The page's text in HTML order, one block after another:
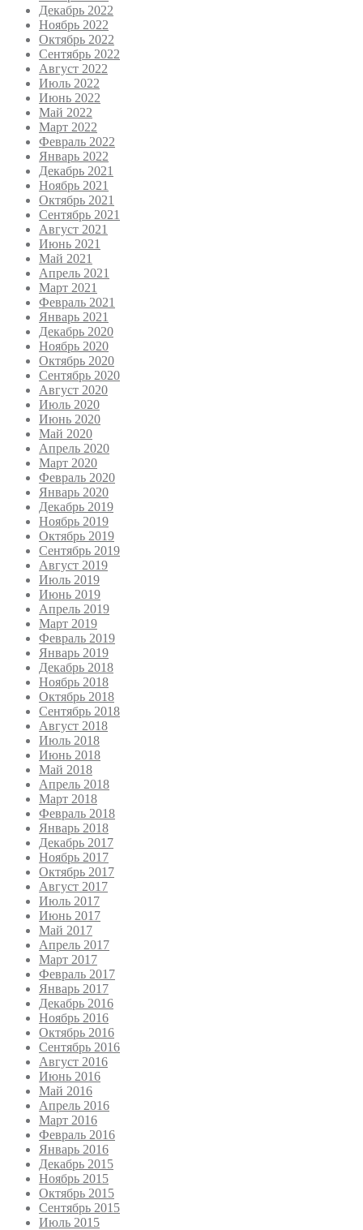
Декабрь 2022
Ноябрь 2022
Октябрь 2022
Сентябрь 2022
Август 2022
Июль 2022
Июнь 2022
Май 2022
Март 2022
Февраль 2022
Январь 2022
Декабрь 2021
Ноябрь 2021
Октябрь 2021
Сентябрь 2021
Август 2021
Июнь 2021
Май 2021
Апрель 2021
Март 2021
Февраль 2021
Январь 2021
Декабрь 2020
Ноябрь 2020
Октябрь 2020
Сентябрь 2020
Август 2020
Июль 2020
Июнь 2020
Май 2020
Апрель 2020
Март 2020
Февраль 2020
Январь 2020
Декабрь 2019
Ноябрь 2019
Октябрь 2019
Сентябрь 2019
Август 2019
Июль 2019
Июнь 2019
Апрель 2019
Март 2019
Февраль 2019
Январь 2019
Декабрь 2018
Ноябрь 2018
Октябрь 2018
Сентябрь 2018
Август 2018
Июль 2018
Июнь 2018
Май 2018
Апрель 2018
Март 2018
Февраль 2018
Январь 2018
Декабрь 2017
Ноябрь 2017
Октябрь 2017
Август 2017
Июль 2017
Июнь 2017
Май 2017
Апрель 2017
Март 2017
Февраль 2017
Январь 2017
Декабрь 2016
Ноябрь 2016
Октябрь 2016
Сентябрь 2016
Август 2016
Июнь 2016
Май 2016
Апрель 2016
Март 2016
Февраль 2016
Январь 2016
Декабрь 2015
Ноябрь 2015
Октябрь 2015
Сентябрь 2015
Июль 2015